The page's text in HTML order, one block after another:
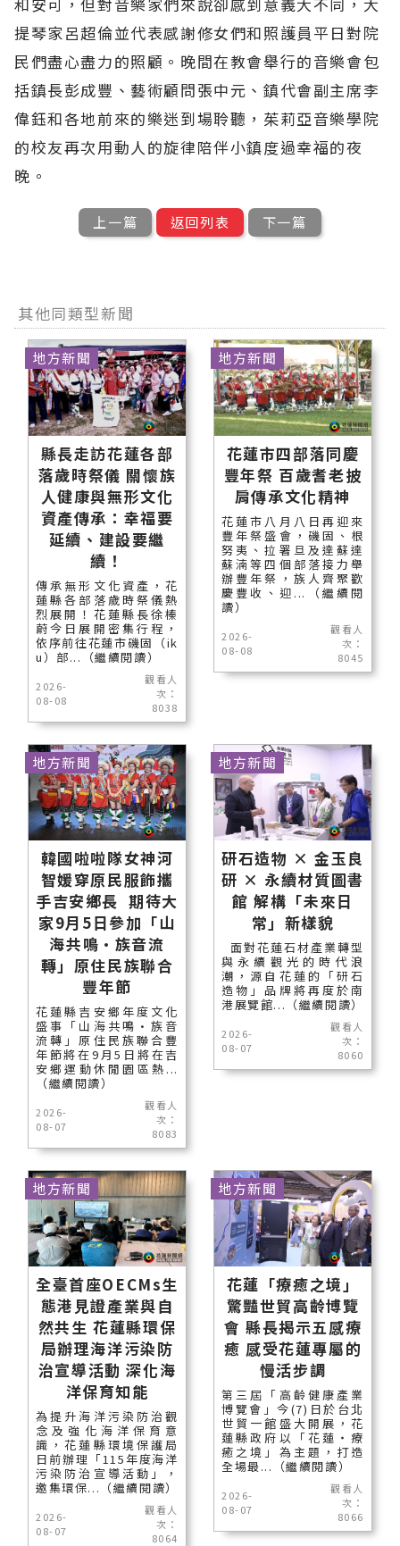
提琴家呂超倫並代表感謝修女們和照護員平日對院
民們盡心盡力的照顧。晚間在教會舉行的音樂會包
括鎮長彭成豐、藝術顧問張中元、鎮代會副主席李
偉鈺和各地前來的樂迷到場聆聽，茱莉亞音樂學院
的校友再次用動人的旋律陪伴小鎮度過幸福的夜
晚。
上一篇 返回列表 下一篇
其他同類型新聞
縣長走訪花蓮各部
落歲時祭儀 關懷族
人健康與無形文化
資產傳承：幸福要
延續、建設要繼
續！
傳承無形文化資產，花
蓮縣各部落歲時祭儀熱
烈展開！花蓮縣長徐榛
蔚今日展開密集行程，
依序前往花蓮市磯固（ik
u）部...（繼續閱讀）
2026-
08-08
觀看人
次：
8038
地方新聞
花蓮市四部落同慶
豐年祭 百歲耆老披
肩傳承文化精神
花蓮市八月八日再迎來
豐年祭盛會，磯固、根
努夷、拉署旦及達蘇達
蘇湳等四個部落接力舉
辦豐年祭，族人齊聚歡
慶豐收、迎...（繼續閱
讀）
2026-
08-08
觀看人
次：
8045
地方新聞
韓國啦啦隊女神河
智媛穿原民服飾攜
手吉安鄉長 期待大
家9月5日參加「山
海共鳴•族音流
轉」原住民族聯合
豐年節
花蓮縣吉安鄉年度文化
盛事「山海共鳴•族音
流轉」原住民族聯合豐
年節將在9月5日將在吉
安鄉運動休閒園區熱...
（繼續閱讀）
2026-
08-07
觀看人
次：
8083
地方新聞
研石造物 × 金玉良
研 × 永續材質圖書
館 解構「未來日
常」新樣貌
面對花蓮石材產業轉型
與永續觀光的時代浪
潮，源自花蓮的「研石
造物」品牌將再度於南
港展覽館...（繼續閱讀）
2026-
08-07
觀看人
次：
8060
地方新聞
全臺首座OECMs生
態港見證產業與自
然共生 花蓮縣環保
局辦理海洋污染防
治宣導活動 深化海
洋保育知能
為提升海洋污染防治觀
念及強化海洋保育意
識，花蓮縣環境保護局
日前辦理「115年度海洋
污染防治宣導活動」，
邀集環保...（繼續閱讀）
2026-
08-07
觀看人
次：
8064
地方新聞
花蓮「療癒之境」
驚豔世貿高齡博覽
會 縣長揭示五感療
癒 感受花蓮專屬的
慢活步調
第三屆「高齡健康產業
博覽會」今(7)日於台北
世貿一館盛大開展，花
蓮縣政府以「花蓮‧療
癒之境」為主題，打造
全場最...（繼續閱讀）
2026-
08-07
觀看人
次：
8066
地方新聞